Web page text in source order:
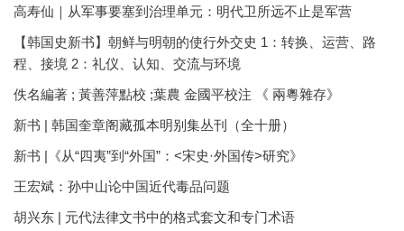
高寿仙｜从军事要塞到治理单元：明代卫所远不止是军营
【韩国史新书】朝鲜与明朝的使行外交史 1：转换、运营、路
程、接境 2：礼仪、认知、交流与环境
佚名編著 ; 黃善萍點校 ;葉農 金國平校注 《 兩粵雜存》
新书 | 韩国奎章阁藏孤本明别集丛刊（全十册）
新书 |《从“四夷”到“外国”：<宋史·外国传>研究》
王宏斌：孙中山论中国近代毒品问题
胡兴东 | 元代法律文书中的格式套文和专门术语